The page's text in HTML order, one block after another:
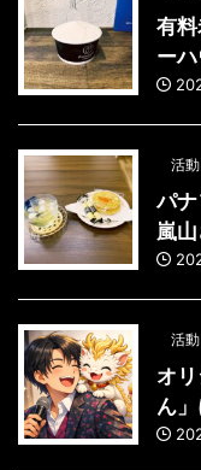
有
ー
活
パ
嵐
活
オ
ん